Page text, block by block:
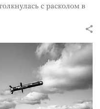
с расколом в